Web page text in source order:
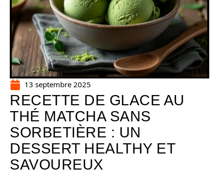
13 septembre 2025
RECETTE DE GLACE AU
THÉ MATCHA SANS
SORBETIÈRE : UN
DESSERT HEALTHY ET
SAVOUREUX